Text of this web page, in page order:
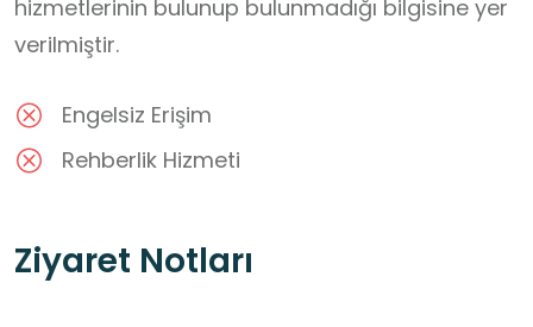
hizmetlerinin bulunup bulunmadığı bilgisine yer
verilmiştir.
Engelsiz Erişim
Rehberlik Hizmeti
Ziyaret Notları